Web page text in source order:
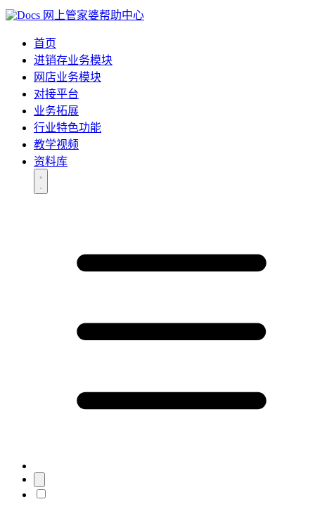
网上管家婆帮助中心
首页
进销存业务模块
网店业务模块
对接平台
业务拓展
行业特色功能
教学视频
资料库